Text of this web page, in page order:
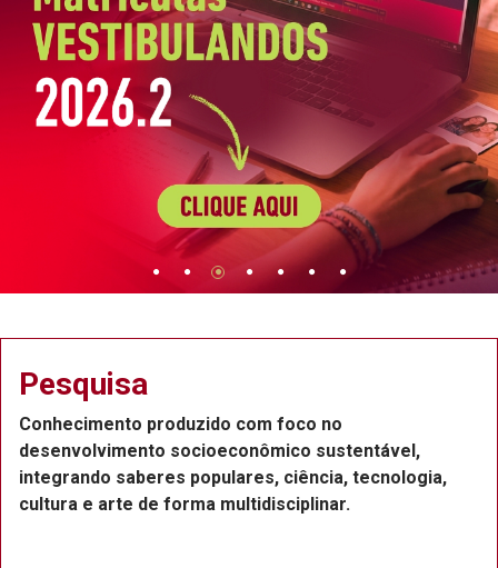
Pesquisa
Conhecimento produzido com foco no
desenvolvimento socioeconômico sustentável,
integrando saberes populares, ciência, tecnologia,
cultura e arte de forma multidisciplinar.